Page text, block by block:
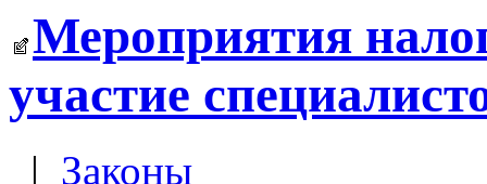
Мероприятия
участие
| Законы